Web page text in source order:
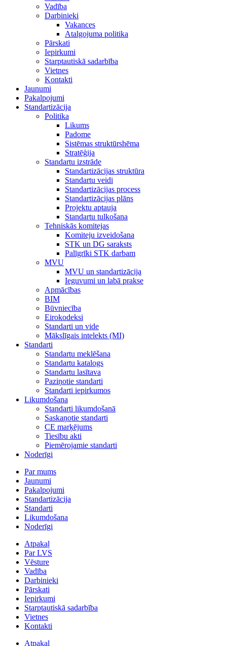
Vadība
Darbinieki
Vakances
Atalgojuma politika
Pārskati
Iepirkumi
Starptautiskā sadarbība
Vietnes
Kontakti
Jaunumi
Pakalpojumi
Standartizācija
Politika
Likums
Padome
Sistēmas struktūrshēma
Stratēģija
Standartu izstrāde
Standartizācijas struktūra
Standartu veidi
Standartizācijas process
Standartizācijas plāns
Projektu aptauja
Standartu tulkošana
Tehniskās komitejas
Komiteju izveidošana
STK un DG saraksts
Palīgrīki STK darbam
MVU
MVU un standartizācija
Ieguvumi un labā prakse
Apmācības
BIM
Būvniecība
Eirokodeksi
Standarti un vide
Mākslīgais intelekts (MI)
Standarti
Standartu meklēšana
Standartu katalogs
Standartu lasītava
Paziņotie standarti
Standarti iepirkumos
Likumdošana
Standarti likumdošanā
Saskaņotie standarti
CE marķējums
Tiesību akti
Piemērojamie standarti
Noderīgi
Par mums
Jaunumi
Pakalpojumi
Standartizācija
Standarti
Likumdošana
Noderīgi
Atpakaļ
Par LVS
Vēsture
Vadība
Darbinieki
Pārskati
Iepirkumi
Starptautiskā sadarbība
Vietnes
Kontakti
Atpakaļ